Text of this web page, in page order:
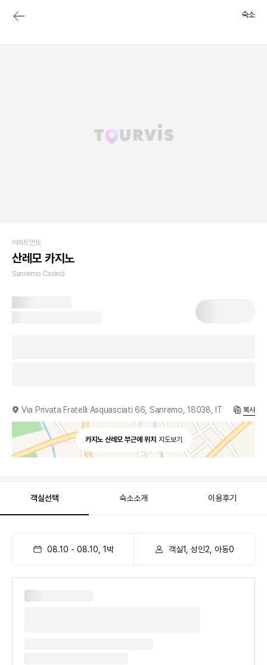
숙소
아파트먼트
산레모 카지노
Sanremo Casinò
Via Privata Fratelli Asquasciati 66, Sanremo, 18038, IT 복사
카지노 산레모 부근에 위치 지도보기
객실선택 숙소소개 이용후기
08.10 - 08.10 1 박 객실1, 성인2, 아동0